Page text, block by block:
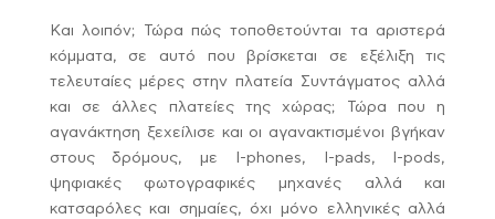
Και λοιπόν; Τώρα πώς τοποθετούνται τα αριστερά
κόμματα, σε αυτό που βρίσκεται σε εξέλιξη τις
τελευταίες μέρες στην πλατεία Συντάγματος αλλά
και σε άλλες πλατείες της χώρας; Τώρα που η
αγανάκτηση ξεχείλισε και οι αγανακτισμένοι βγήκαν
στους δρόμους, με I-phones, I-pads, I-pods,
ψηφιακές φωτογραφικές μηχανές αλλά και
κατσαρόλες και σημαίες, όχι μόνο ελληνικές αλλά